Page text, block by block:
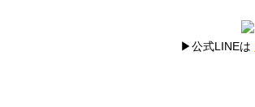
▶公式LINEは